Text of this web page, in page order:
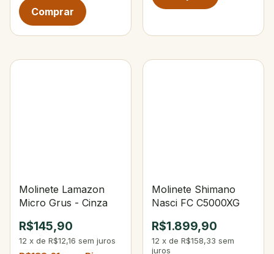
Molinete Lamazon
Micro Grus - Cinza
R$145,90
12 x de R$12,16 sem juros
Molinete Shimano
Nasci FC C5000XG
R$1.899,90
12 x de R$158,33 sem
juros